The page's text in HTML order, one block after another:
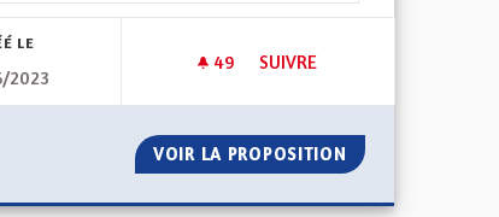
MATIÈRE D'ÉCOLOGIE, POUR UNE ALSACE VERTE
FORTE EN MATIÈRE D'ÉCOLOGIE, POUR UNE
LE
2023
49 49 ABONNÉS
SUIVRE
VOIR LA PROPOSITION